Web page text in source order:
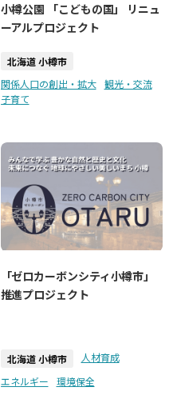
小樽公園 「こどもの国」 リニュ
ーアルプロジェクト
北海道 小樽市
関係人口の創出・拡大
観光・交流
子育て
「ゼロカーボンシティ小樽市」
推進プロジェクト
北海道 小樽市
人材育成
エネルギー
環境保全